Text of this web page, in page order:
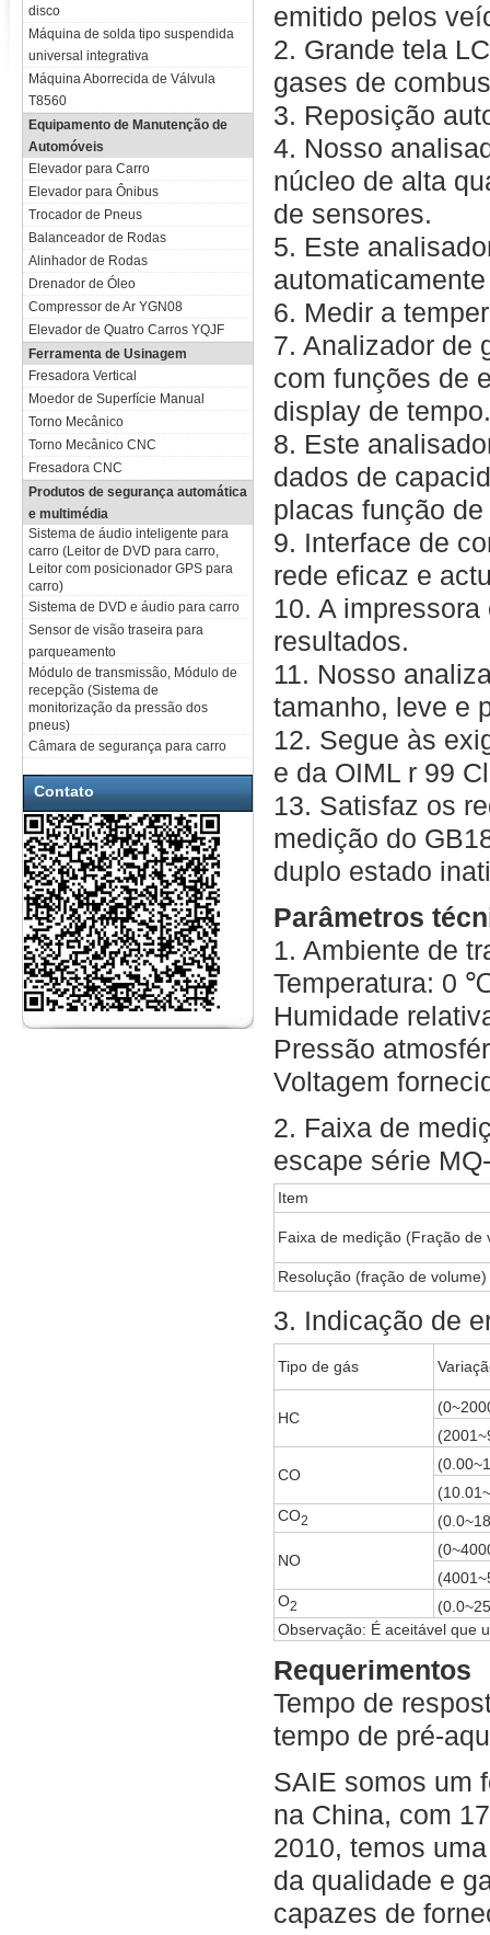
disco
Máquina de solda tipo suspendida
universal integrativa
Máquina Aborrecida de Válvula
T8560
Equipamento de Manutenção de
Automóveis
Elevador para Carro
Elevador para Ônibus
Trocador de Pneus
Balanceador de Rodas
Alinhador de Rodas
Drenador de Óleo
Compressor de Ar YGN08
Elevador de Quatro Carros YQJF
Ferramenta de Usinagem
Fresadora Vertical
Moedor de Superfície Manual
Torno Mecânico
Torno Mecânico CNC
Fresadora CNC
Produtos de segurança automática
e multimédia
Sistema de áudio inteligente para
carro (Leitor de DVD para carro,
Leitor com posicionador GPS para
carro)
Sistema de DVD e áudio para carro
Sensor de visão traseira para
parqueamento
Módulo de transmissão, Módulo de
recepção (Sistema de
monitorização da pressão dos
pneus)
Câmara de segurança para carro
Contato
emitido pelos
2. Grande tela
gases de
3. Reposição
4. Nosso
núcleo de alta
de sensores.
5. Este
6. Medir a
7. Analizador de
com funções de
display de tempo.
8. Este
dados de
placas função
9. Interface de
rede eficaz e
10. A
resultados.
11. Nosso
tamanho, leve e
12. Segue às
e da OIML r 99
13. Satisfaz os
medição do
duplo estado
Parâmetros
1. Ambiente de
Temperatura: 0
Humidade
Pressão
Voltagem
2. Faixa de
escape série
Item
Faixa de medição (Fração de
Resolução (fração de volume)
3. Indicação de
Tipo de gás
HC
CO
CO2
NO
O2
Observação: É aceitável que
Requerimentos
Tempo de
tempo de pré-
SAIE somos um
na China, com
2010, temos
da qualidade e
capazes de